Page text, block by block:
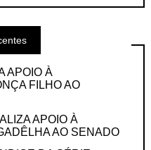
APOIO À
FILHO AO
APOIO À
AO SENADO